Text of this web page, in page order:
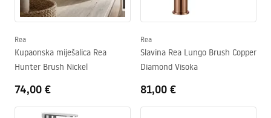
Rea
Kupaonska miješalica Rea
Hunter Brush Nickel
74,00 €
Rea
Slavina Rea Lungo Brush Copper
Diamond Visoka
81,00 €